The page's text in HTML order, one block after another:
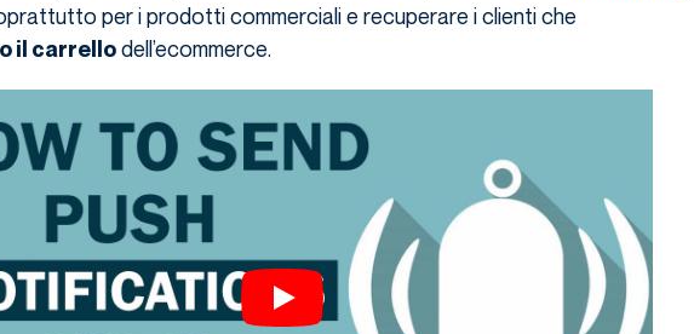
per i prodotti commerciali e recuperare i clienti che
il carrellodell’ecommerce.